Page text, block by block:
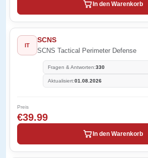
In den Warenkorb
IT
SCNS
SCNS Tactical Perimeter Defense
Fragen & Antworten:330
Aktualisiert:01.08.2026
Preis
€39.99
In den Warenkorb